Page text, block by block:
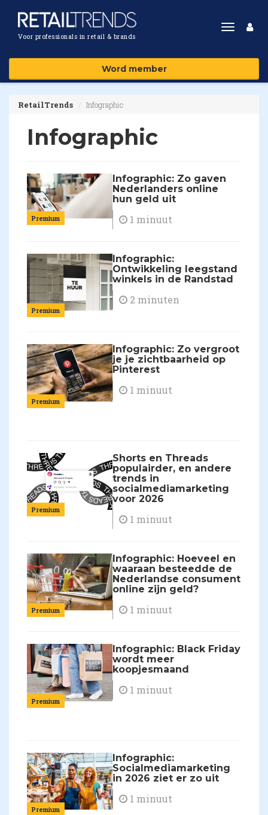
Voor professionals in retail & brands
Toggle
Word member
RetailTrends Infographic
Infographic
Premium
Infographic: Zo gaven
Nederlanders online
hun geld uit
1 minuut
Premium
Infographic:
Ontwikkeling leegstand
winkels in de Randstad
2 minuten
Premium
Infographic: Zo vergroot
je je zichtbaarheid op
Pinterest
1 minuut
Premium
Shorts en Threads
populairder, en andere
trends in
socialmediamarketing
voor 2026
1 minuut
Premium
Infographic: Hoeveel en
waaraan besteedde de
Nederlandse consument
online zijn geld?
1 minuut
Premium
Infographic: Black Friday
wordt meer
koopjesmaand
1 minuut
Premium
Infographic:
Socialmediamarketing
in 2026 ziet er zo uit
1 minuut